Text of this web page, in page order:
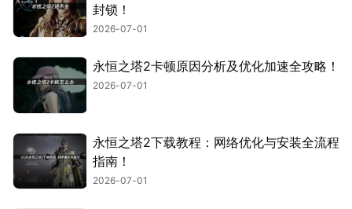
封锁！
2026-07-01
永恒之塔2卡顿原因分析及优化加速全攻略！
2026-07-01
永恒之塔2下载教程：网络优化与安装全流程
指南！
2026-07-01